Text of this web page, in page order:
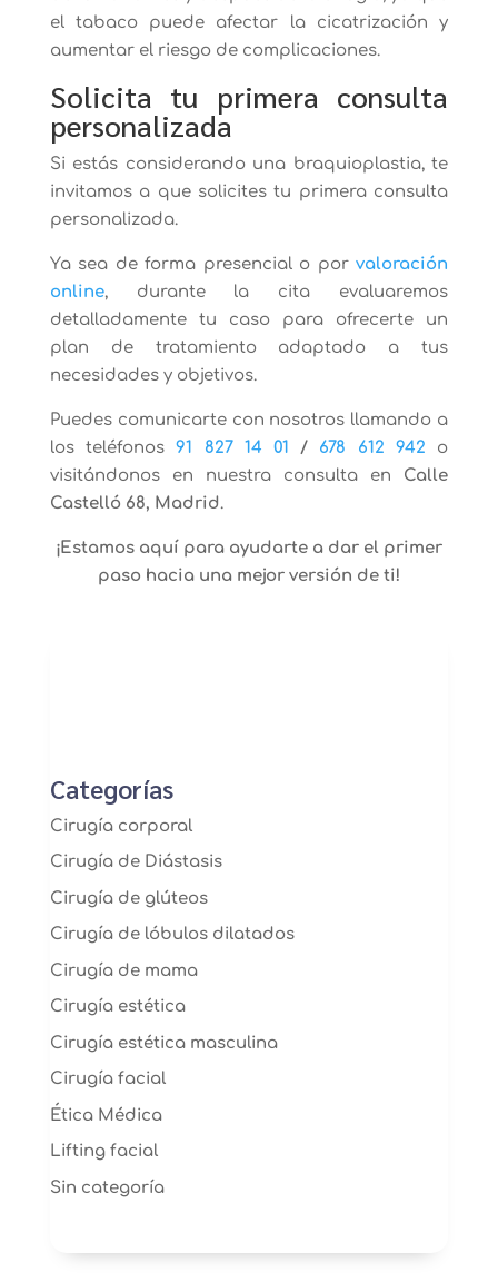
el tabaco puede afectar la cicatrización y
aumentar el riesgo de complicaciones.
Solicita tu primera consulta
personalizada
Si estás considerando una braquioplastia, te
invitamos a que solicites tu primera consulta
personalizada.
Ya sea de forma presencial o porvaloración
online, durante la cita evaluaremos
detalladamente tu caso para ofrecerte un
plan de tratamiento adaptado a tus
necesidades y objetivos.
Puedes comunicarte con nosotros llamando a
los teléfonos91 827 14 01 / 678 612 942 o
visitándonos en nuestra consulta en Calle
Castelló 68, Madrid.
¡Estamos aquí para ayudarte a dar el primer
paso hacia una mejor versión de ti!
Categorías
Cirugía corporal
Cirugía de Diástasis
Cirugía de glúteos
Cirugía de lóbulos dilatados
Cirugía de mama
Cirugía estética
Cirugía estética masculina
Cirugía facial
Ética Médica
Lifting facial
Sin categoría